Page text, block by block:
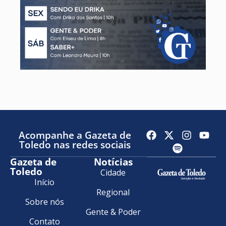
Acompanhe a Gazeta de
Toledo nas redes sociais
Gazeta de
Toledo
Início
Sobre nós
Contato
Notícias
Cidade
Regional
Gente & Poder